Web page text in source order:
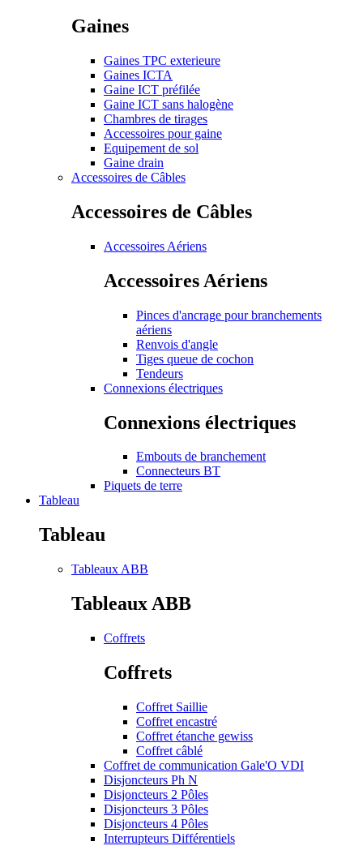
Gaines
Gaines TPC exterieure
Gaines ICTA
Gaine ICT préfilée
Gaine ICT sans halogène
Chambres de tirages
Accessoires pour gaine
Equipement de sol
Gaine drain
Accessoires de Câbles
Accessoires de Câbles
Accessoires Aériens
Accessoires Aériens
Pinces d'ancrage pour branchements
aériens
Renvois d'angle
Tiges queue de cochon
Tendeurs
Connexions électriques
Connexions électriques
Embouts de branchement
Connecteurs BT
Piquets de terre
Tableau
Tableau
Tableaux ABB
Tableaux ABB
Coffrets
Coffrets
Coffret Saillie
Coffret encastré
Coffret étanche gewiss
Coffret câblé
Coffret de communication Gale'O VDI
Disjoncteurs Ph N
Disjoncteurs 2 Pôles
Disjoncteurs 3 Pôles
Disjoncteurs 4 Pôles
Interrupteurs Différentiels